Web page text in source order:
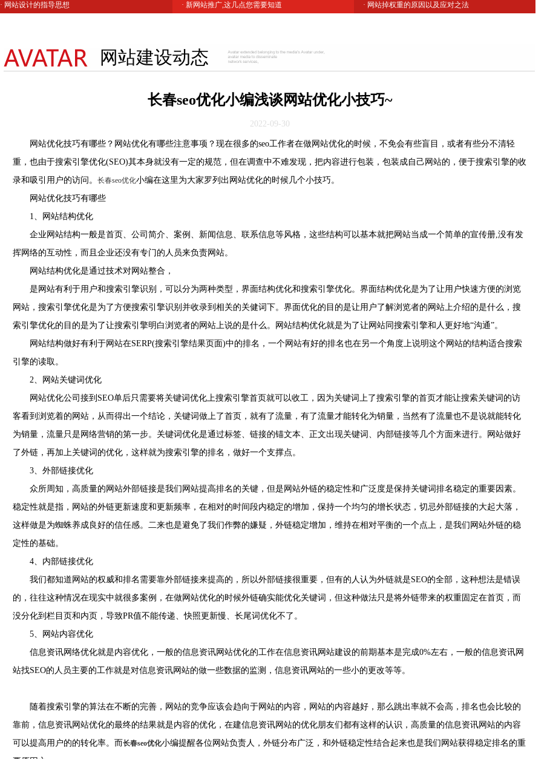
· 网站设计的指导思想
· 新网站推广,这几点您需要知道
· 网站掉权重的原因以及应对之法
网站建设动态
长春seo优化小编浅谈网站优化小技巧~
2022-09-30
网站优化技巧有哪些？网站优化有哪些注意事项？现在很多的seo工作者在做网站优化的时候，不免会有些盲目，或者有些分不清轻
重，也由于搜索引擎优化(SEO)其本身就没有一定的规范，但在调查中不难发现，把内容进行包装，包装成自己网站的，便于搜索引擎的收
录和吸引用户的访问。 长春seo优化小编在这里为大家罗列出网站优化的时候几个小技巧。
网站优化技巧有哪些
1、网站结构优化
企业网站结构一般是首页、公司简介、案例、新闻信息、联系信息等风格，这些结构可以基本就把网站当成一个简单的宣传册,没有发
挥网络的互动性，而且企业还没有专门的人员来负责网站。
网站结构优化是通过技术对网站整合，
是网站有利于用户和搜索引擎识别，可以分为两种类型，界面结构优化和搜索引擎优化。界面结构优化是为了让用户快速方便的浏览
网站，搜索引擎优化是为了方便搜索引擎识别并收录到相关的关健词下。界面优化的目的是让用户了解浏览者的网站上介绍的是什么，搜
索引擎优化的目的是为了让搜索引擎明白浏览者的网站上说的是什么。网站结构优化就是为了让网站同搜索引擎和人更好地“沟通”。
网站结构做好有利于网站在SERP(搜索引擎结果页面)中的排名，一个网站有好的排名也在另一个角度上说明这个网站的结构适合搜索
引擎的读取。
2、网站关键词优化
网站优化公司接到SEO单后只需要将关键词优化上搜索引擎首页就可以收工，因为关键词上了搜索引擎的首页才能让搜索关键词的访
客看到浏览着的网站，从而得出一个结论，关键词做上了首页，就有了流量，有了流量才能转化为销量，当然有了流量也不是说就能转化
为销量，流量只是网络营销的第一步。关键词优化是通过标签、链接的锚文本、正文出现关键词、内部链接等几个方面来进行。网站做好
了外链，再加上关键词的优化，这样就为搜索引擎的排名，做好一个支撑点。
3、外部链接优化
众所周知，高质量的网站外部链接是我们网站提高排名的关键，但是网站外链的稳定性和广泛度是保持关键词排名稳定的重要因素。
稳定性就是指，网站的外链更新速度和更新频率，在相对的时间段内稳定的增加，保持一个均匀的增长状态，切忌外部链接的大起大落，
这样做是为蜘蛛养成良好的信任感。二来也是避免了我们作弊的嫌疑，外链稳定增加，维持在相对平衡的一个点上，是我们网站外链的稳
定性的基础。
4、内部链接优化
我们都知道网站的权威和排名需要靠外部链接来提高的，所以外部链接很重要，但有的人认为外链就是SEO的全部，这种想法是错误
的，往往这种情况在现实中就很多案例，在做网站优化的时候外链确实能优化关键词，但这种做法只是将外链带来的权重固定在首页，而
没分化到栏目页和内页，导致PR值不能传递、快照更新慢、长尾词优化不了。
5、网站内容优化
信息资讯网络优化就是内容优化，一般的信息资讯网站优化的工作在信息资讯网站建设的前期基本是完成0%左右，一般的信息资讯网
站找SEO的人员主要的工作就是对信息资讯网站的做一些数据的监测，信息资讯网站的一些小的更改等等。
随着搜索引擎的算法在不断的完善，网站的竞争应该会趋向于网站的内容，网站的内容越好，那么跳出率就不会高，排名也会比较的
靠前，信息资讯网站优化的最终的结果就是内容的优化，在建信息资讯网站的优化朋友们都有这样的认识，高质量的信息资讯网站的内容
可以提高用户的的转化率。而长春seo优化小编提醒各位网站负责人，外链分布广泛，和外链稳定性结合起来也是我们网站获得稳定排名的重